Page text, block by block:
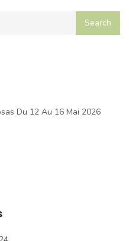
Du 12 Au 16 Mai 2026